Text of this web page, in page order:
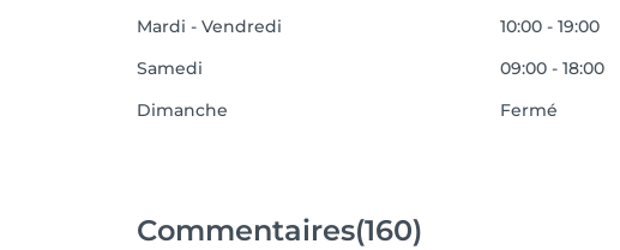
Mardi - Vendredi
10:00 - 19:00
Samedi
09:00 - 18:00
Dimanche
Fermé
Commentaires(160)